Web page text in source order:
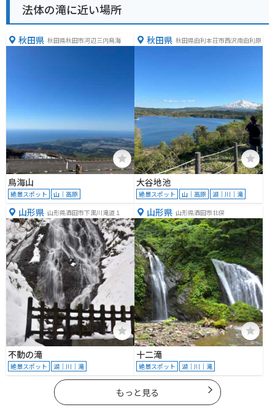
法体の滝に近い場所
秋田県 秋田県秋田市河辺三内鳥海
鳥海山
絶景スポット 山｜高原
秋田県 秋田県由利本荘市西沢南由利原
大谷地池
絶景スポット 山｜高原 湖｜川｜滝
山形県 山形県酒田市下黒川滝道１
不動の滝
絶景スポット 湖｜川｜滝
山形県 山形県酒田市北俣
十二滝
絶景スポット 湖｜川｜滝
もっと見る